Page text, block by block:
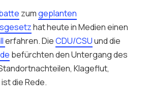
Kontakt
Sign up
zumgeplanten
hat heute in Medien einen
erfahren. DieCDU/CSUund die
befürchten den Untergang des
Klageflut,
die Rede.